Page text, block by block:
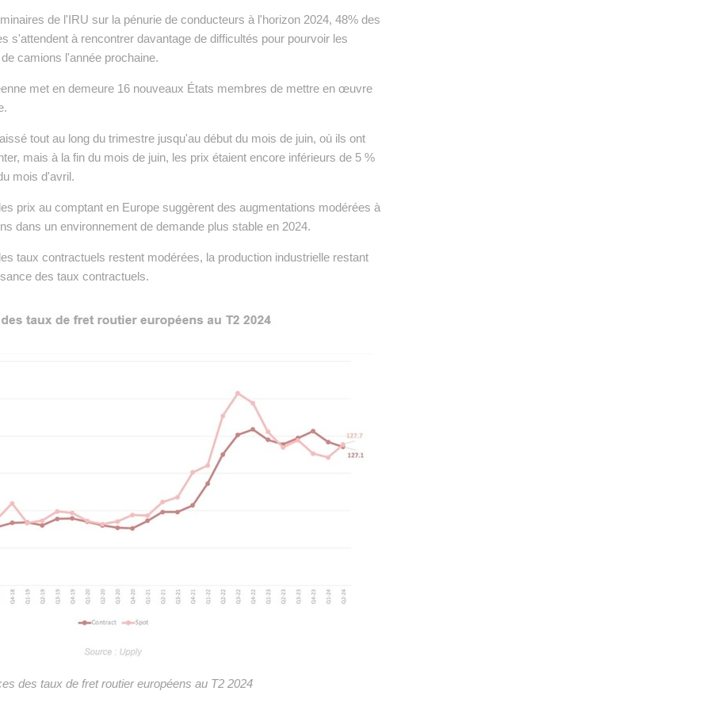
de l'IRU sur la pénurie de conducteurs à l'horizon 2024, 48% des
s'attendent à rencontrer davantage de difficultés pour pourvoir les
camions l'année prochaine.
met en demeure 16 nouveaux États membres de mettre en œuvre
tout au long du trimestre jusqu'au début du mois de juin, où ils ont
mais à la fin du mois de juin, les prix étaient encore inférieurs de 5 %
mois d'avril.
prix au comptant en Europe suggèrent des augmentations modérées à
dans un environnement de demande plus stable en 2024.
taux contractuels restent modérées, la production industrielle restant
des taux contractuels.
des taux de fret routier européens au T2 2024